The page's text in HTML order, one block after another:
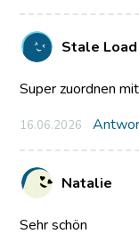
Stale Load
Super zuordnen
16.06.2026
Natalie
Sehr schön